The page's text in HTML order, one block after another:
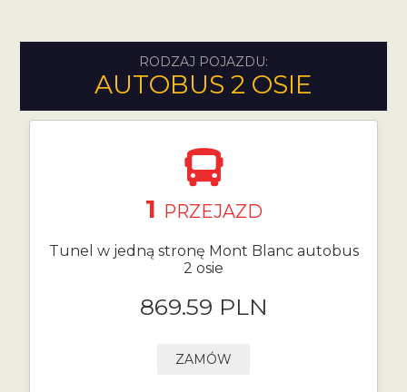
RODZAJ POJAZDU:
AUTOBUS 2 OSIE
1 PRZEJAZD
Tunel w jedną stronę Mont Blanc autobus
2 osie
869.59 PLN
ZAMÓW